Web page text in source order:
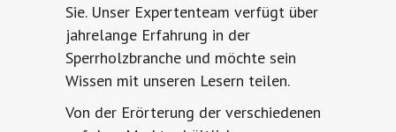
Sie. Unser Expertenteam verfügt über
jahrelange Erfahrung in der
Sperrholzbranche und möchte sein
Wissen mit unseren Lesern teilen.
Von der Erörterung der verschiedenen